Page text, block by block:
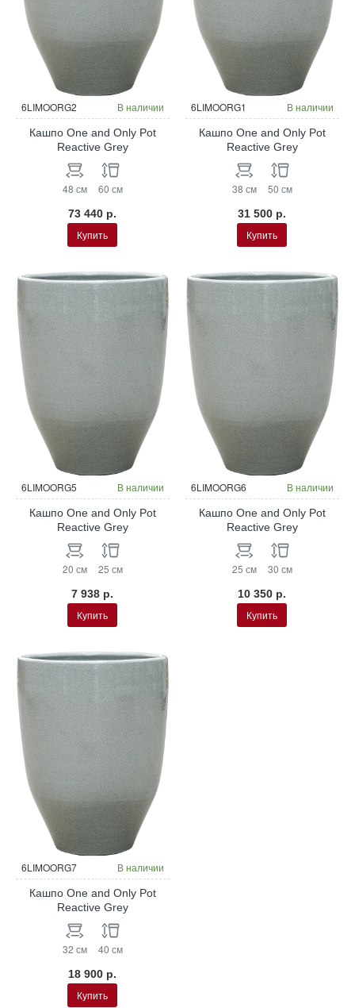
6LIMOORG2 В наличии
Кашпо One and Only Pot
Reactive Grey
48 см 60 см
73 440 р.
Купить
6LIMOORG1 В наличии
Кашпо One and Only Pot
Reactive Grey
38 см 50 см
31 500 р.
Купить
6LIMOORG5 В наличии
Кашпо One and Only Pot
Reactive Grey
20 см 25 см
7 938 р.
Купить
6LIMOORG6 В наличии
Кашпо One and Only Pot
Reactive Grey
25 см 30 см
10 350 р.
Купить
6LIMOORG7 В наличии
Кашпо One and Only Pot
Reactive Grey
32 см 40 см
18 900 р.
Купить